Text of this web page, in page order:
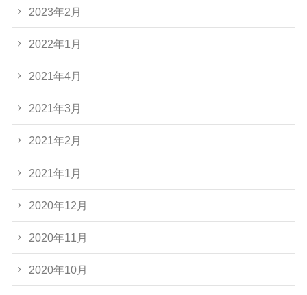
2023年2月
2022年1月
2021年4月
2021年3月
2021年2月
2021年1月
2020年12月
2020年11月
2020年10月